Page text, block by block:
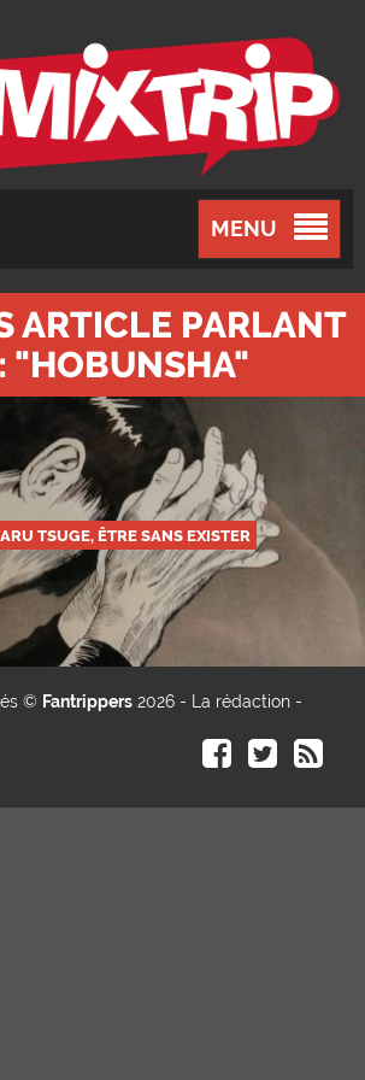
MENU
ARTICLE PARLANT
"HOBUNSHA"
TSUGE, ÊTRE SANS EXISTER
© Fantrippers 2026 - La rédaction -